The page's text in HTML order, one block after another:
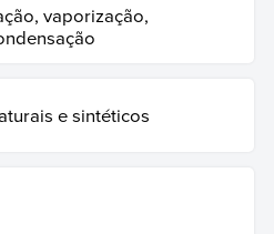
vaporização,
e sintéticos